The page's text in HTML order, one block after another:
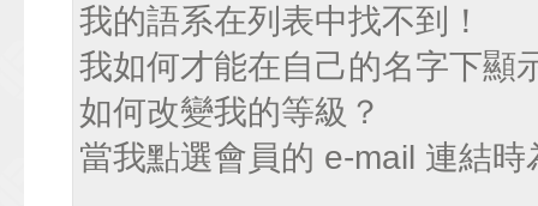
我的語系在列表中找不到！
我如何才能在自己的名字下顯
如何改變我的等級？
當我點選會員的 e-mail 連結